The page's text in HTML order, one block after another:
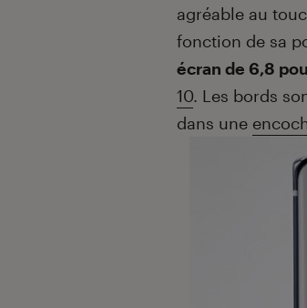
agréable au
fonction de sa
écran de 6,8
10. Les bords
dans une